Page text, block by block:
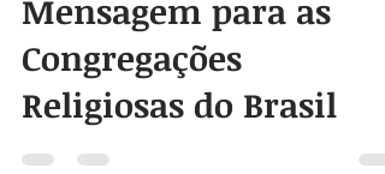
economatogeralsts
23 de abr. de 2020
1 min de leitura
Mensagem para as
Congregações